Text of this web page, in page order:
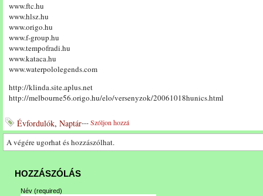
www.ftc.hu
www.hlsz.hu
www.origo.hu
www.f-group.hu
www.tempofradi.hu
www.kataca.hu
www.waterpololegends.com
http://klinda.site.aplus.net
http://melbourne56.origo.hu/elo/versenyzok/20061018hunics.html
Évfordulók, Naptár---Szóljon hozzá
A végére ugorhat és hozzászólhat.
HOZZÁSZÓLÁS
Név (required)